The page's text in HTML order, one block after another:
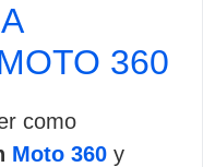
360
como
Moto 360 y